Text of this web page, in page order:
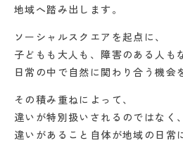
地域へ踏み出します。
ソーシャルスクエアを起点に、
子どもも大人も、 障害のある人も
日常の中で自然に関わり合う機会
その積み重ねによって、
違いが特別扱いされるのではなく、
違いがあること自体が地域の日常